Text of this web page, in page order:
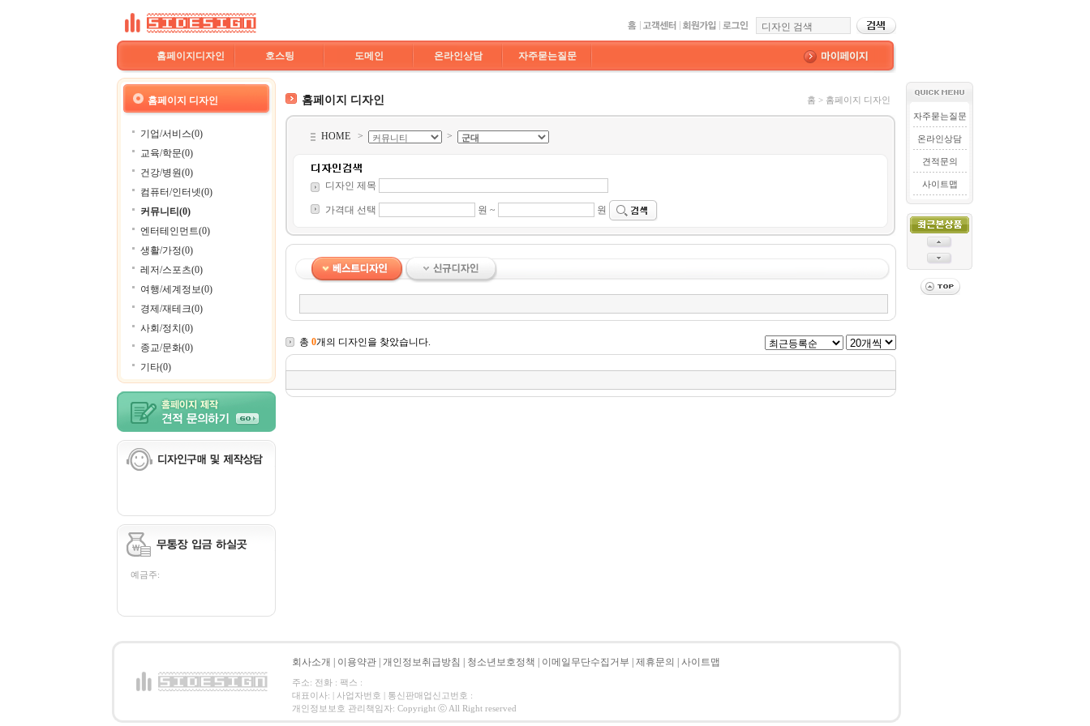
홈페이지디자인 호스팅 도메인 온라인상담 자주묻는질문
홈페이지 디자인
기업/서비스(0)
교육/학문(0)
건강/병원(0)
컴퓨터/인터넷(0)
커뮤니티(0)
엔터테인먼트(0)
생활/가정(0)
레저/스포츠(0)
여행/세계정보(0)
경제/재테크(0)
사회/정치(0)
종교/문화(0)
기타(0)
예금주:
홈페이지 디자인 홈 > 홈페이지 디자인
HOME > >
디자인 제목
가격대 선택 원 ~ 원
총 0개의 디자인을 찾았습니다.
자주묻는질문
온라인상담
견적문의
사이트맵
회사소개 이용약관 개인정보취급방침 청소년보호정책 이메일무단수집거부 제휴문의 사이트맵
주소: 전화 : 팩스 :
대표이사: | 사업자번호 | 통신판매업신고번호 :
개인정보보호 관리책임자: Copyright ⓒ All Right reserved